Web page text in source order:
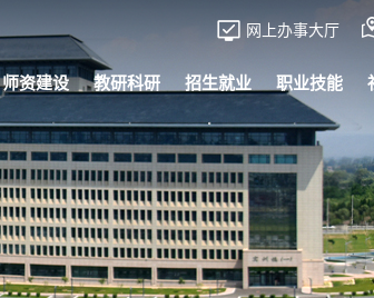
网上办事大厅
师资建设 教研科研 招生就业 职业技能